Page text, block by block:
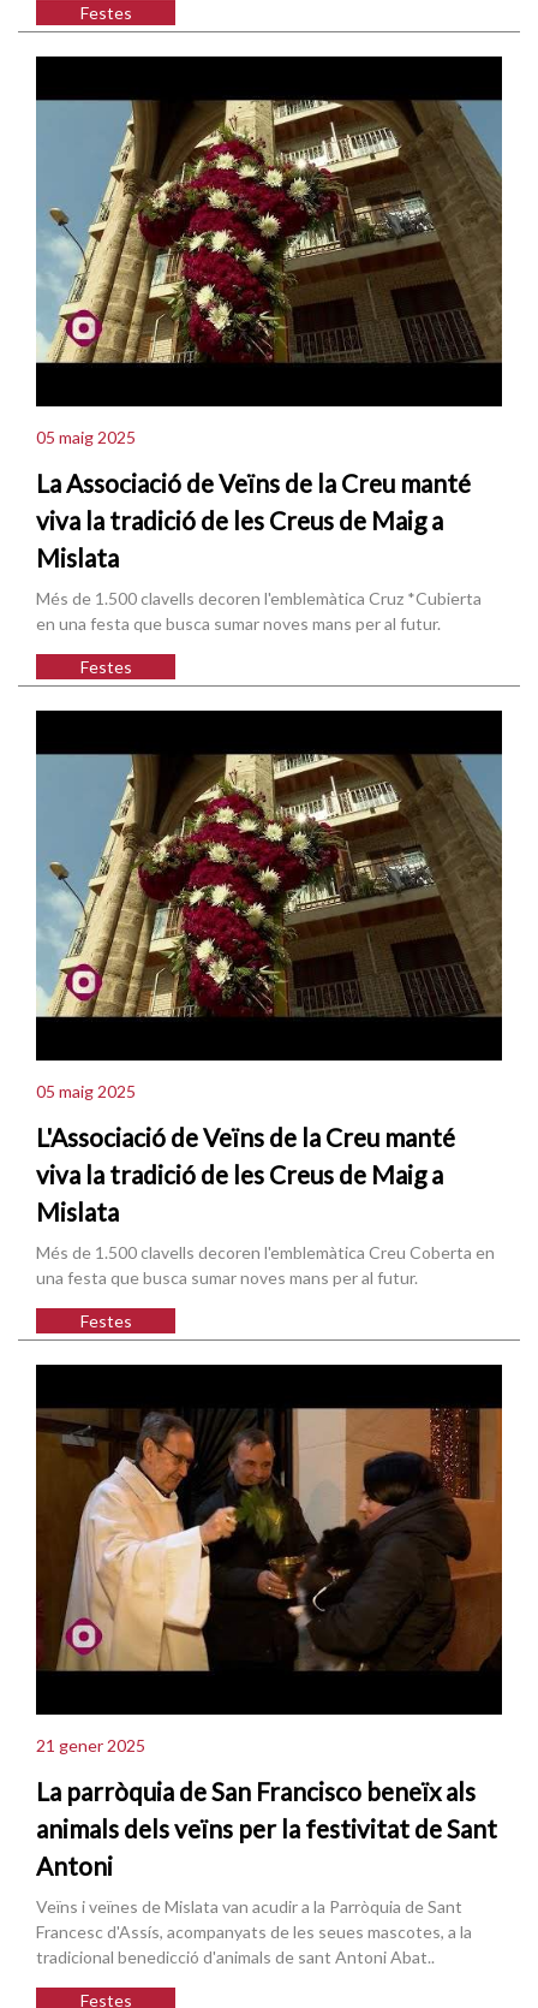
Festes
05 maig 2025
La Associació de Veïns de la Creu manté
viva la tradició de les Creus de Maig a
Mislata
Més de 1.500 clavells decoren l'emblemàtica Cruz *Cubierta
en una festa que busca sumar noves mans per al futur.
Festes
05 maig 2025
L'Associació de Veïns de la Creu manté
viva la tradició de les Creus de Maig a
Mislata
Més de 1.500 clavells decoren l'emblemàtica Creu Coberta en
una festa que busca sumar noves mans per al futur.
Festes
21 gener 2025
La parròquia de San Francisco beneïx als
animals dels veïns per la festivitat de Sant
Antoni
Veïns i veïnes de Mislata van acudir a la Parròquia de Sant
Francesc d'Assís, acompanyats de les seues mascotes, a la
tradicional benedicció d'animals de sant Antoni Abat..
Festes